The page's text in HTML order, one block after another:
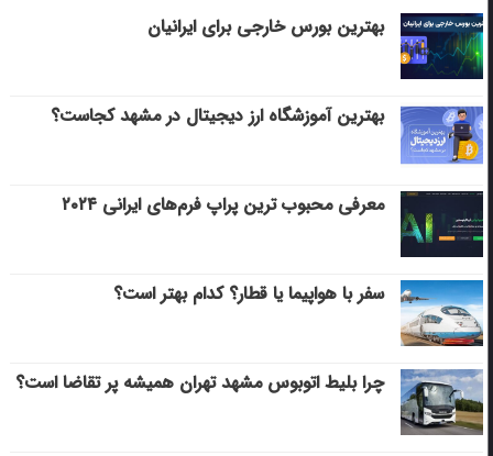
بهترین بورس خارجی برای ایرانیان
بهترین آموزشگاه ارز دیجیتال در مشهد کجاست؟
معرفی محبوب ترین پراپ فرم‌های ایرانی ۲۰۲۴
سفر با هواپیما یا قطار؟ کدام بهتر است؟
چرا بلیط اتوبوس مشهد تهران همیشه پر تقاضا است؟